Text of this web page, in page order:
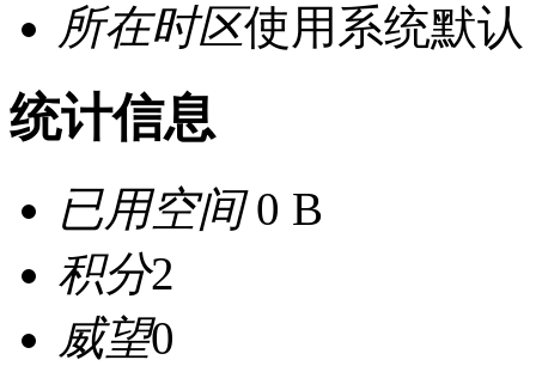
所在时区使用系统默认
统计信息
已用空间0 B
积分2
威望0